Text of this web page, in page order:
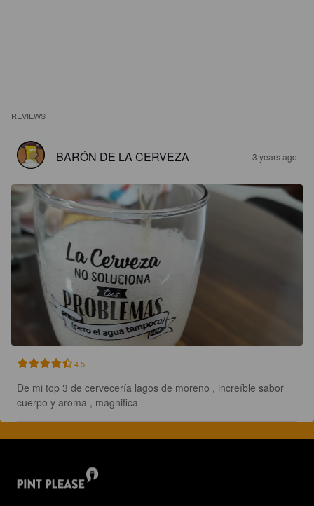
REVIEWS
BARÓN DE LA CERVEZA 3 years ago
4.5
De mi top 3 de cervecería lagos de moreno , increíble sabor
cuerpo y aroma , magnifica